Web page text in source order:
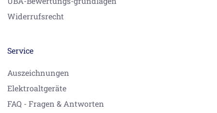
Widerrufsrecht
Service
Auszeichnungen
Elektroaltgeräte
FAQ - Fragen & Antworten